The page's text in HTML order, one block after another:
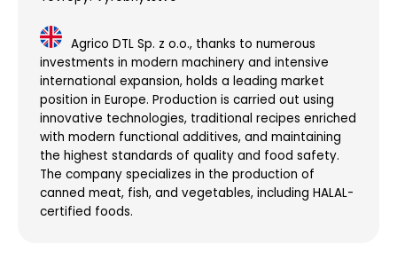
Agrico DTL Sp. z o.o., thanks to numerous
investments in modern machinery and intensive
international expansion, holds a leading market
position in Europe. Production is carried out using
innovative technologies, traditional recipes enriched
with modern functional additives, and maintaining
the highest standards of quality and food safety.
The company specializes in the production of
canned meat, fish, and vegetables, including HALAL-
certified foods.